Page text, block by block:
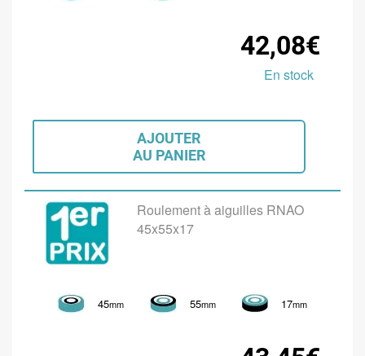
42,08€
En stock
AJOUTER
AU PANIER
Roulement à aiguilles RNAO
45x55x17
45mm 55mm 17mm